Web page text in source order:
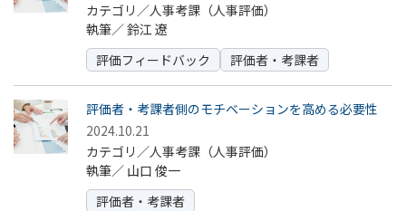
カテゴリ／人事考課（人事評価）
執筆／鈴江 遼
評価フィードバック
評価者・考課者
評価者・考課者側のモチベーションを高める必要性
2024.10.21
カテゴリ／人事考課（人事評価）
執筆／ 山口 俊一
評価者・考課者